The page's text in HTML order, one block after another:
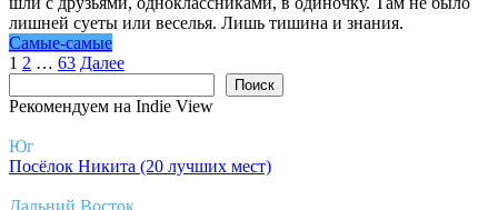
лишней суеты или веселья. Лишь тишина и знания.
Самые-самые
Пагинация
1 2 … 63 Далее
Поиск
Рекомендуем на Indie View
Юг
Посёлок Никита (20 лучших мест)
Дальний Восток